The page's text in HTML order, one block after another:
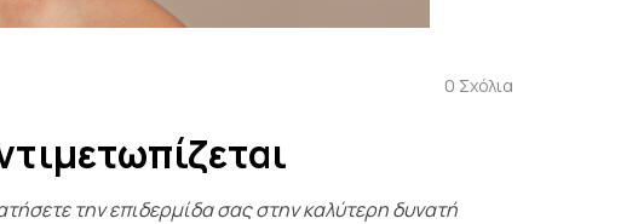
0 Σχόλια
την επιδερμίδα σας στην καλύτερη δυνατή